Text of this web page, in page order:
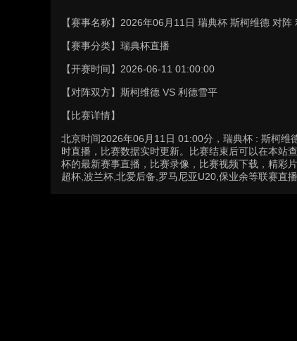
【赛事名称】 2026年06月11日 瑞典杯 斯柯维德 对阵
【赛事分类】 瑞典杯直播
【开赛时间】 2026-06-11 01:00:00
【对阵双方】 斯柯维德 VS 利德雪平
【比赛详情】
北京时间2026年06月11日 01:00分，瑞典杯 : 斯柯维
时直播，比赛数据实时更新。比赛结束后可以在本站
杯的最新赛事直播，比赛录像，比赛视频下载，精彩
超杯,波兰杯,北爱后备,罗马尼亚U20,保业余等联赛直播